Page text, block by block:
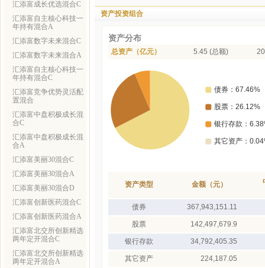
汇添富成长优选混合C
汇添富自主核心科技一
年持有混合A
汇添富数字未来混合C
汇添富数字未来混合A
汇添富自主核心科技一
年持有混合C
汇添富竞争优势灵活配
置混合
汇添富中盘积极成长混
合C
汇添富中盘积极成长混
合A
汇添富美丽30混合C
汇添富美丽30混合A
汇添富美丽30混合D
汇添富创新医药混合C
汇添富创新医药混合A
汇添富北交所创新精选
两年定开混合C
汇添富北交所创新精选
两年定开混合A
资产投资组合
资产分布
总资产（亿元） 5.45 (总额)
资产类型 金额（元）
债券 367,943,151.11
股票 142,497,679.9
银行存款 34,792,405.35
其它资产 224,187.05